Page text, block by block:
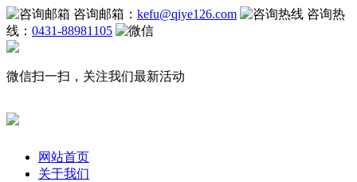
咨询邮箱： kefu@qiye126.com
咨询热
线： 0431-88981105
微信扫一扫，关注我们最新活动
网站首页
关于我们